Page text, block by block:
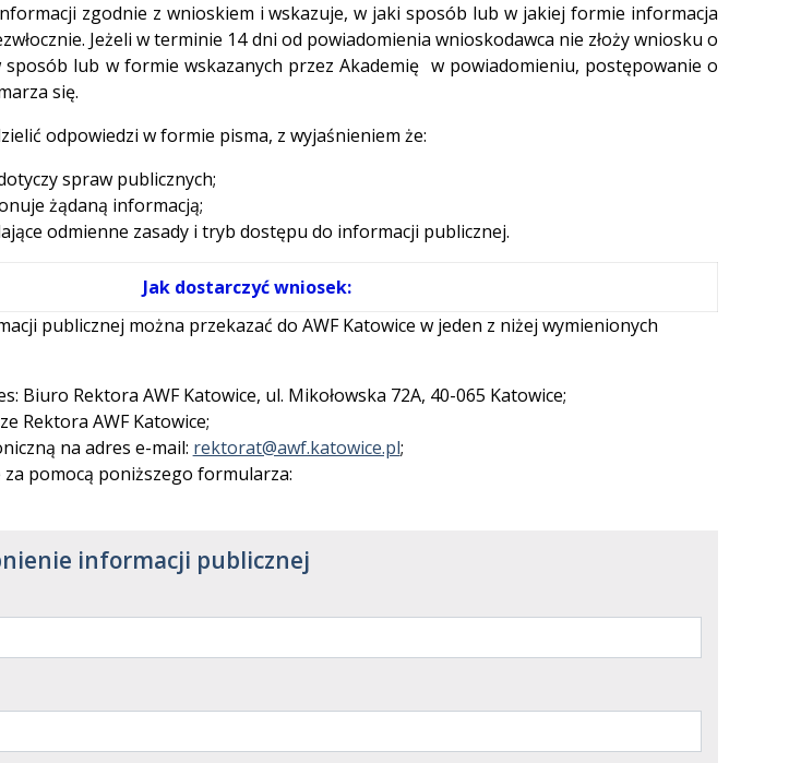
zgodnie z wnioskiem i wskazuje, w jaki sposób lub w jakiej formie informacja
Jeżeli w terminie 14 dni od powiadomienia wnioskodawca nie złoży wniosku o
lub w formie wskazanych przez Akademię w powiadomieniu, postępowanie o
się.
odpowiedzi w formie pisma, z wyjaśnieniem że:
spraw publicznych;
żądaną informacją;
odmienne zasady i tryb dostępu do informacji publicznej.
Jak dostarczyć wniosek:
publicznej można przekazać do AWF Katowice w jeden z niżej wymienionych
Biuro Rektora AWF Katowice, ul. Mikołowska 72A, 40-065 Katowice;
Rektora AWF Katowice;
na adres e-mail: rektorat@awf.katowice.pl;
za pomocą poniższego formularza:
informacji publicznej